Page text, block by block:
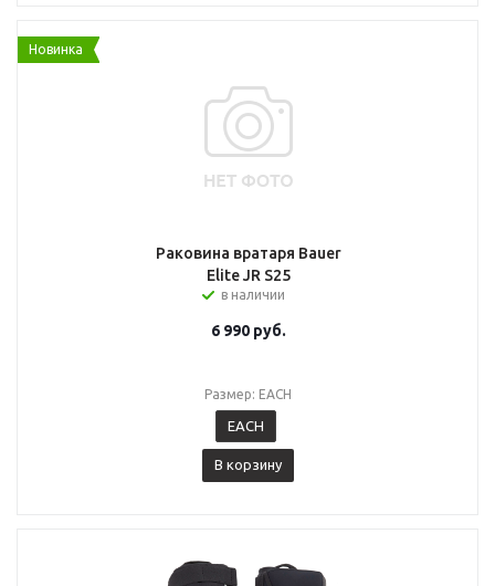
Новинка
Раковина вратаря Bauer
Elite JR S25
в наличии
6 990руб.
Размер: EACH
EACH
В корзину